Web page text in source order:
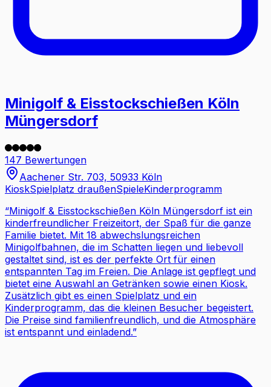
Minigolf & Eisstockschießen Köln
Müngersdorf
147 Bewertungen
Aachener Str. 703, 50933 Köln
KioskSpielplatz draußenSpieleKinderprogramm
“Minigolf & Eisstockschießen Köln Müngersdorf ist ein
kinderfreundlicher Freizeitort, der Spaß für die ganze
Familie bietet. Mit 18 abwechslungsreichen
Minigolfbahnen, die im Schatten liegen und liebevoll
gestaltet sind, ist es der perfekte Ort für einen
entspannten Tag im Freien. Die Anlage ist gepflegt und
bietet eine Auswahl an Getränken sowie einen Kiosk.
Zusätzlich gibt es einen Spielplatz und ein
Kinderprogramm, das die kleinen Besucher begeistert.
Die Preise sind familienfreundlich, und die Atmosphäre
ist entspannt und einladend.”